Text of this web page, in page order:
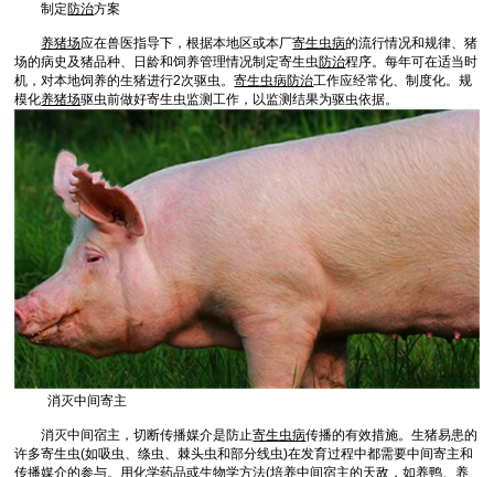
制定防治方案
养猪场应在兽医指导下，根据本地区或本厂寄生虫病的流行情况和规律、猪
场的病史及猪品种、日龄和饲养管理情况制定寄生虫防治程序。每年可在适当时
机，对本地饲养的生猪进行2次驱虫。寄生虫病防治工作应经常化、制度化。规
模化养猪场驱虫前做好寄生虫监测工作，以监测结果为驱虫依据。
消灭中间寄主
消灭中间宿主，切断传播媒介是防止寄生虫病传播的有效措施。生猪易患的
许多寄生虫(如吸虫、绦虫、棘头虫和部分线虫)在发育过程中都需要中间寄主和
传播媒介的参与。用化学药品或生物学方法(培养中间宿主的天敌，如养鸭、养